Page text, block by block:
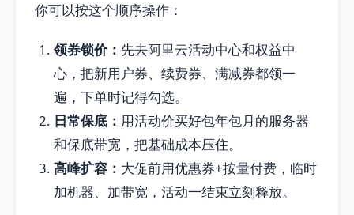
你可以按这个顺序操作：
领券锁价： 先去阿里云活动中心和权益中
心，把新用户券、续费券、满减券都领一
遍，下单时记得勾选。
日常保底： 用活动价买好包年包月的服务器
和保底带宽，把基础成本压住。
高峰扩容： 大促前用优惠券+按量付费，临时
加机器、加带宽，活动一结束立刻释放。